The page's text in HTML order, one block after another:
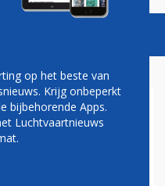
EN
op het beste van
Krijg onbeperkt
bijbehorende Apps.
Luchtvaartnieuws